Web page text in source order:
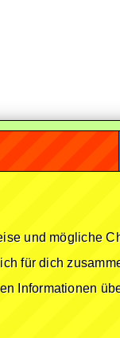
und mögliche
für dich
Informationen